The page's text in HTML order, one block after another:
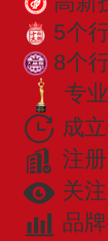
5个
8个
专
成
注
关
品